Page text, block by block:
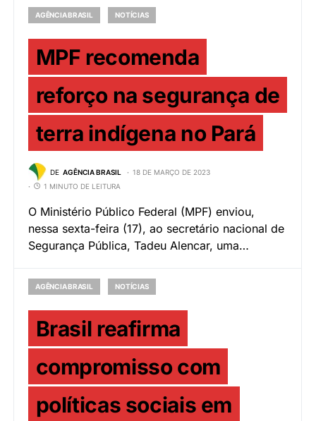
AGÊNCIA BRASIL NOTÍCIAS
MPF recomenda
reforço na segurança de
terra indígena no Pará
DE AGÊNCIA BRASIL
18 DE MARÇO DE 2023
1 MINUTO DE LEITURA
O Ministério Público Federal (MPF) enviou,
nessa sexta-feira (17), ao secretário nacional de
Segurança Pública, Tadeu Alencar, uma…
AGÊNCIA BRASIL NOTÍCIAS
Brasil reafirma
compromisso com
políticas sociais em